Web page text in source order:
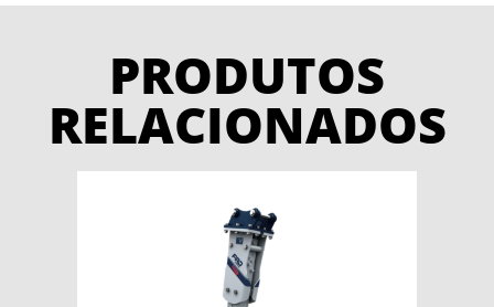
PRODUTOS
RELACIONADOS